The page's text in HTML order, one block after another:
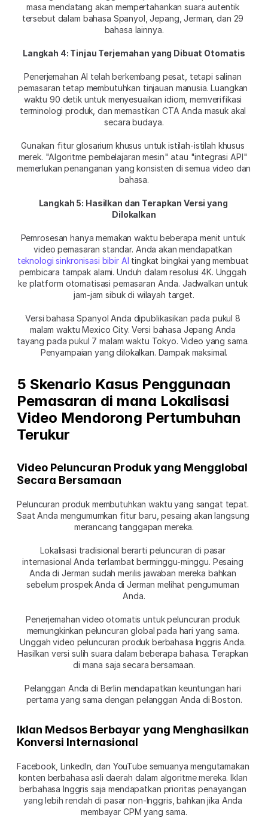
masa mendatang akan mempertahankan suara autentik
tersebut dalam bahasa Spanyol, Jepang, Jerman, dan 29
bahasa lainnya.
Langkah 4: Tinjau Terjemahan yang Dibuat Otomatis
Penerjemahan AI telah berkembang pesat, tetapi salinan
pemasaran tetap membutuhkan tinjauan manusia. Luangkan
waktu 90 detik untuk menyesuaikan idiom, memverifikasi
terminologi produk, dan memastikan CTA Anda masuk akal
secara budaya.
Gunakan fitur glosarium khusus untuk istilah-istilah khusus
merek. "Algoritme pembelajaran mesin" atau "integrasi API"
memerlukan penanganan yang konsisten di semua video dan
bahasa.
Langkah 5: Hasilkan dan Terapkan Versi yang
Dilokalkan
Pemrosesan hanya memakan waktu beberapa menit untuk
teknologi sinkronisasi bibir AI tingkat bingkai yang membuat
pembicara tampak alami. Unduh dalam resolusi 4K. Unggah
ke platform otomatisasi pemasaran Anda. Jadwalkan untuk
jam-jam sibuk di wilayah target.
Versi bahasa Spanyol Anda dipublikasikan pada pukul 8
malam waktu Mexico City. Versi bahasa Jepang Anda
tayang pada pukul 7 malam waktu Tokyo. Video yang sama.
Penyampaian yang dilokalkan. Dampak maksimal.
5 Skenario Kasus Penggunaan
Pemasaran di mana Lokalisasi
Video Mendorong Pertumbuhan
Terukur
Video Peluncuran Produk yang Mengglobal
Secara Bersamaan
Peluncuran produk membutuhkan waktu yang sangat tepat.
Saat Anda mengumumkan fitur baru, pesaing akan langsung
merancang tanggapan mereka.
Lokalisasi tradisional berarti peluncuran di pasar
internasional Anda terlambat berminggu-minggu. Pesaing
Anda di Jerman sudah merilis jawaban mereka bahkan
sebelum prospek Anda di Jerman melihat pengumuman
Anda.
Penerjemahan video otomatis untuk peluncuran produk
memungkinkan peluncuran global pada hari yang sama.
Unggah video peluncuran produk berbahasa Inggris Anda.
Hasilkan versi sulih suara dalam beberapa bahasa. Terapkan
di mana saja secara bersamaan.
Pelanggan Anda di Berlin mendapatkan keuntungan hari
pertama yang sama dengan pelanggan Anda di Boston.
Iklan Medsos Berbayar yang Menghasilkan
Konversi Internasional
Facebook, LinkedIn, dan YouTube semuanya mengutamakan
konten berbahasa asli daerah dalam algoritme mereka. Iklan
berbahasa Inggris saja mendapatkan prioritas penayangan
yang lebih rendah di pasar non-Inggris, bahkan jika Anda
membayar CPM yang sama.